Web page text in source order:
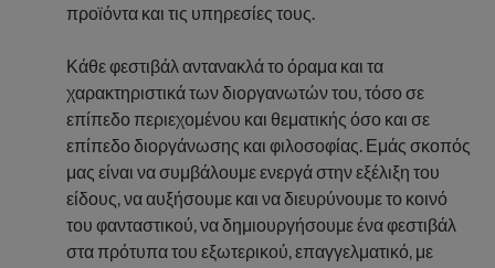
προϊόντα και τις υπηρεσίες τους.
Κάθε φεστιβάλ αντανακλά το όραμα και τα
χαρακτηριστικά των διοργανωτών του, τόσο σε
επίπεδο περιεχομένου και θεματικής όσο και σε
επίπεδο διοργάνωσης και φιλοσοφίας. Εμάς σκοπός
μας είναι να συμβάλουμε ενεργά στην εξέλιξη του
είδους, να αυξήσουμε και να διευρύνουμε το κοινό
του φανταστικού, να δημιουργήσουμε ένα φεστιβάλ
στα πρότυπα του εξωτερικού, επαγγελματικό, με